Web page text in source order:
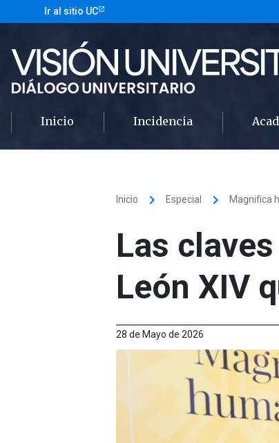
Ir al sitio UC
Inicio Incidencia
Inicio keyboard_arrow_right Especial keyboard_arrow_right Magnifica
Las
León XIV
28 de Mayo de 2026